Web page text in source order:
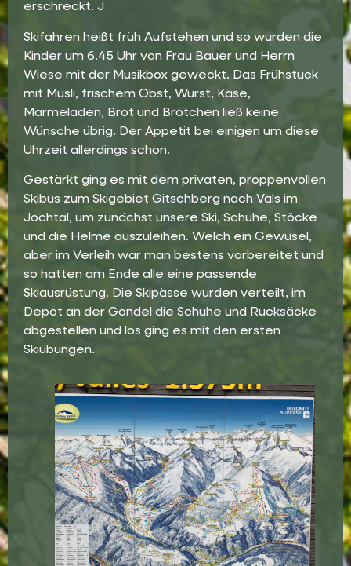
erschreckt. J
Skifahren heißt früh Aufstehen und so wurden die
Kinder um 6.45 Uhr von Frau Bauer und Herrn
Wiese mit der Musikbox geweckt. Das Frühstück
mit Musli, frischem Obst, Wurst, Käse,
Marmeladen, Brot und Brötchen ließ keine
Wünsche übrig. Der Appetit bei einigen um diese
Uhrzeit allerdings schon.
Gestärkt ging es mit dem privaten, proppenvollen
Skibus zum Skigebiet Gitschberg nach Vals im
Jochtal, um zunächst unsere Ski, Schuhe, Stöcke
und die Helme auszuleihen. Welch ein Gewusel,
aber im Verleih war man bestens vorbereitet und
so hatten am Ende alle eine passende
Skiausrüstung. Die Skipässe wurden verteilt, im
Depot an der Gondel die Schuhe und Rucksäcke
abgestellen und los ging es mit den ersten
Skiübungen.